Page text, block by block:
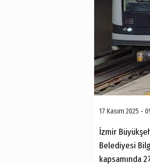
17 Kasım 2025 -
İzmir
Belediyesi
kapsamında